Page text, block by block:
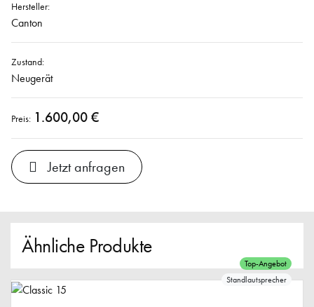
Hersteller:
Canton
Zustand:
Neugerät
Preis: 1.600,00 €
Jetzt anfragen
Ähnliche Produkte
Top-Angebot
Standlautsprecher